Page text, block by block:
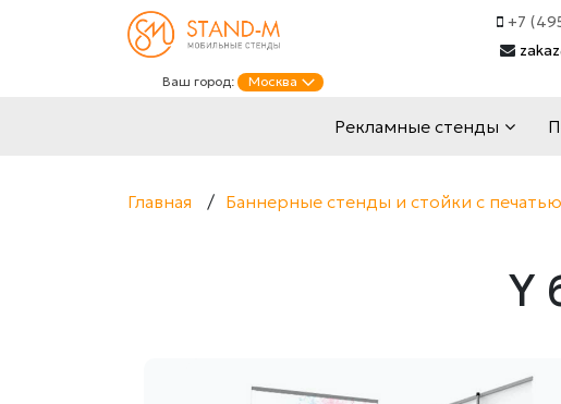
+7
Ваш город: Москва
Рекламные стенды
Главная / Баннерные стенды и стойки с
Y